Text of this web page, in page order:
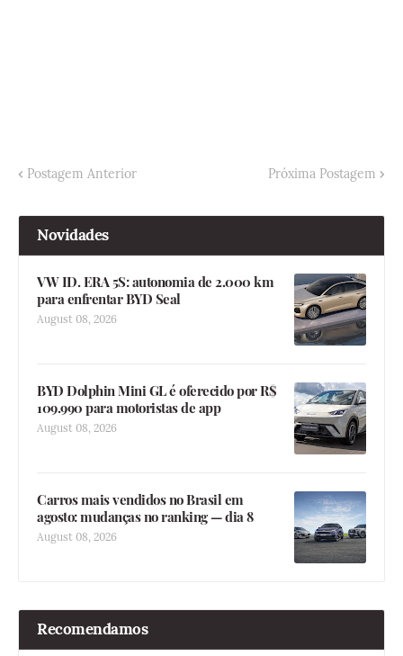
Postagem Anterior Próxima Postagem
Novidades
VW ID. ERA 5S: autonomia de 2.000 km
para enfrentar BYD Seal
August 08, 2026
BYD Dolphin Mini GL é oferecido por R$
109.990 para motoristas de app
August 08, 2026
Carros mais vendidos no Brasil em
agosto: mudanças no ranking — dia 8
August 08, 2026
Recomendamos